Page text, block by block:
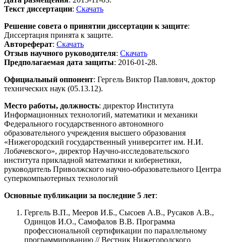
Текст диссертации: Скачать
Решение совета о принятии диссертации к защите:
Диссертация принята к защите.
Автореферат: Скачать
Отзыв научного руководителя: Скачать
Предполагаемая дата защиты: 2016-01-28.
Официальный оппонент: Гергель Виктор Павлович, доктор
технических наук (05.13.12).
Место работы, должность: директор Института
Информационных технологий, математики и механики
Федерального государственного автономного
образовательного учреждения высшего образования
«Нижегородский государственный университет им. Н.И.
Лобачевского», директор Научно-исследовательского
института прикладной математики и кибернетики,
руководитель Приволжского научно-образовательного Центра
суперкомпьютерных технологий
Основные публикации за последние 5 лет:
Гергель В.П., Мееров И.Б., Сысоев А.В., Русаков А.В.,
Одинцов И.О., Самофалов В.В. Программа
профессиональной сертификации по параллельному
программированию // Вестник Нижегородского